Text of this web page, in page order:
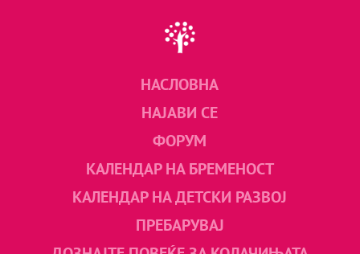
НАСЛОВНА
НАЈАВИ СЕ
ФОРУМ
КАЛЕНДАР НА БРЕМЕНОСТ
КАЛЕНДАР НА ДЕТСКИ РАЗВОЈ
ПРЕБАРУВАЈ